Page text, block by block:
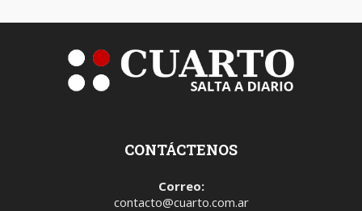
CONTÁCTENOS
Correo:
contacto@cuarto.com.ar